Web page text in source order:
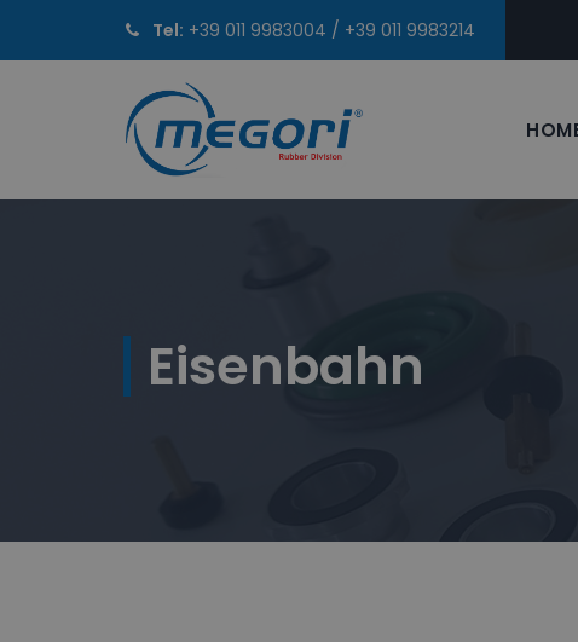
Tel: +39 011 9983004 / +39 011 9983214
Eisenbahn